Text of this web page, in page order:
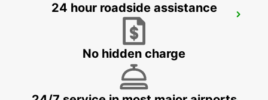
24 hour roadside assistance
No hidden charge